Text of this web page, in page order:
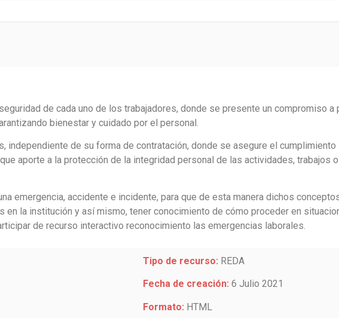
de cada uno de los trabajadores, donde se presente un compromiso a
bienestar y cuidado por el personal.
independiente de su forma de contratación, donde se asegure el
aporte a la protección de la integridad personal de las actividades, trabajos
emergencia, accidente e incidente, para que de esta manera dichos
la institución y así mismo, tener conocimiento de cómo proceder en
de recurso interactivo reconocimiento las emergencias laborales.
Tipo de recurso: REDA
Fecha de creación: 6 Julio 2021
Formato: HTML